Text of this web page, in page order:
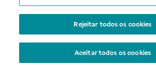
Rejeitar todos os cookies
Aceitar todos os cookies